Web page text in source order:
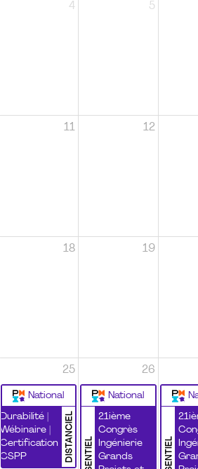
4 5
11 12
18 19
25
National
DISTANCIEL
Durabilité |
Wébinaire |
Certification
CSPP
26
National
21ième
Congrès
Ingénierie
Grands